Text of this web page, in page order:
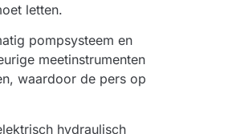
letten.
pompsysteem en
meetinstrumenten
waardoor de pers op
hydraulisch